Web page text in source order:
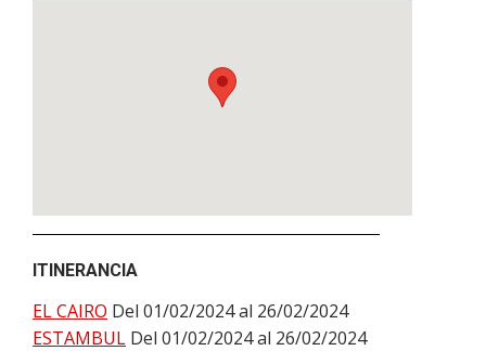
ITINERANCIA
EL CAIRO Del 01/02/2024 al 26/02/2024
ESTAMBUL Del 01/02/2024 al 26/02/2024